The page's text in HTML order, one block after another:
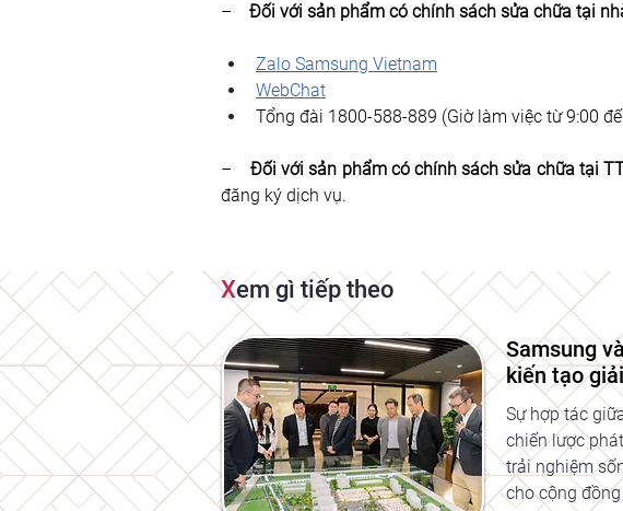
– Đối với sản phẩm có chính sách sửa chữa tại
Zalo Samsung Vietnam
WebChat
Tổng đài 1800-588-889 (Giờ làm việc từ 9:00
– Đối với sản phẩm có chính sách sửa chữa tại
đăng ký dịch vụ.
Xem gì tiếp theo
Samsung
kiến tạo
Sự hợp tác
chiến lược
trải nghiệm
cho cộng